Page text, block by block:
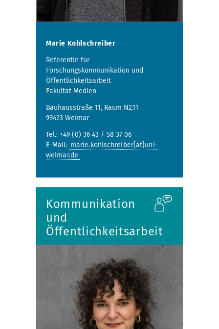
Marie Kohlschreiber
Referentin für
Forschungskommunikation und
Öffentlichkeitsarbeit
Fakultät Medien
Bauhausstraße 11, Raum N2.11
99423 Weimar
Tel.: +49 (0) 36 43 / 58 37 06
E-Mail: marie.kohlschreiber[at]uni-
weimar.de
Kommunikation
und
Öffentlichkeitsarbeit